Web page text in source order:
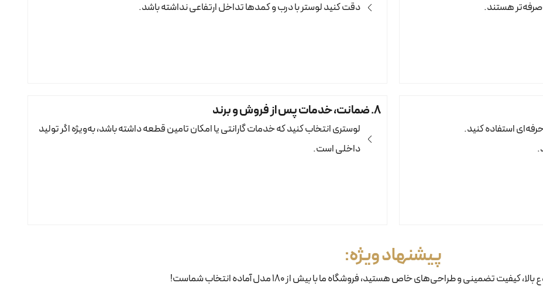
دقت کنید لوستر با درب و کمدها تداخل ارتفاعی نداشته باشد.
استفاده کنید.
۸. ضمانت، خدمات پس از فروش و برند
لوستری انتخاب کنید که خدمات گارانتی یا امکان تامین قطعه داشته باشد، به‌ویژه اگر تولید
داخلی است.
پیشنهاد ویژه:
کیفیت تضمینی و طراحی‌های خاص هستید، فروشگاه ما با بیش از 180 مدل آماده انتخاب شماست!